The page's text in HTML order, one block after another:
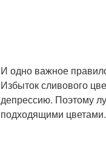
И одно важное
Избыток сливового
депрессию. Поэтому
подходящими цветами.